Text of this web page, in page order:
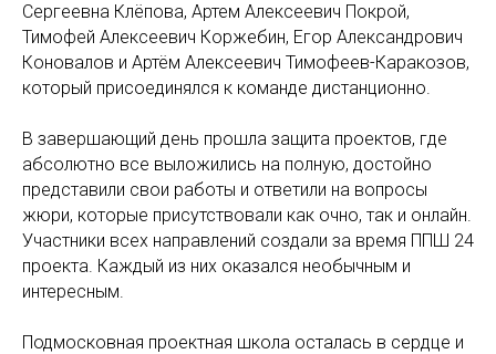
Сергеевна Клёпова, Артем Алексеевич Покрой,
Тимофей Алексеевич Коржебин, Егор Александрович
Коновалов и Артём Алексеевич Тимофеев-Каракозов,
который присоединялся к команде дистанционно.
В завершающий день прошла защита проектов, где
абсолютно все выложились на полную, достойно
представили свои работы и ответили на вопросы
жюри, которые присутствовали как очно, так и онлайн.
Участники всех направлений создали за время ППШ 24
проекта. Каждый из них оказался необычным и
интересным.
Подмосковная проектная школа осталась в сердце и